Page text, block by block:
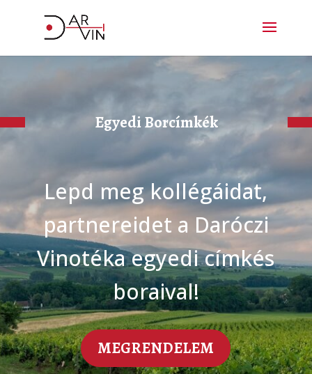
Egyedi Borcímkék
Lepd meg kollégáidat,
partnereidet a Daróczi
Vinotéka egyedi címkés
boraival!
MEGRENDELEM